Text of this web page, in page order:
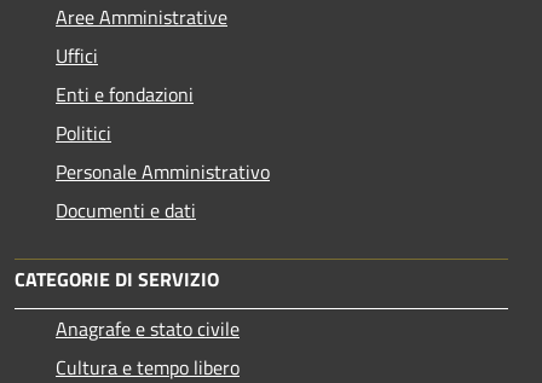
Aree Amministrative
Uffici
Enti e fondazioni
Politici
Personale Amministrativo
Documenti e dati
CATEGORIE DI SERVIZIO
Anagrafe e stato civile
Cultura e tempo libero